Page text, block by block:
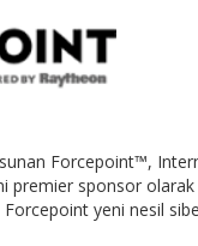
sunan Forcepoint™,
premier sponsor
yeni nesil